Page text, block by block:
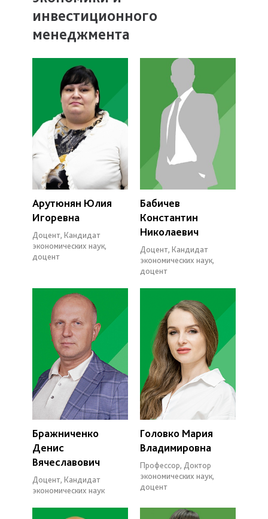
инвестиционного
менеджмента
Арутюнян Юлия
Игоревна
Доцент, Кандидат
экономических наук,
доцент
Бабичев
Константин
Николаевич
Доцент, Кандидат
экономических наук,
доцент
Бражниченко
Денис
Вячеславович
Доцент, Кандидат
экономических наук
Головко Мария
Владимировна
Профессор, Доктор
экономических наук,
доцент